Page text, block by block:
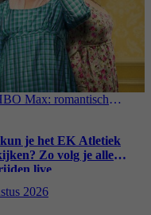
Max: romantisch
je het EK Atletiek
Zo volg je alle
live
2026